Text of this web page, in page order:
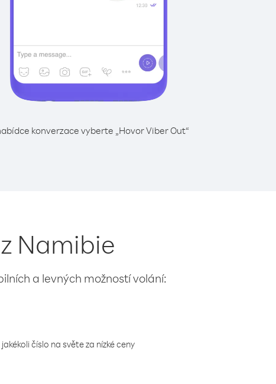
konverzace vyberte „Hovor Viber Out“
Namibie
a levných možností volání:
číslo na světe za nízké ceny